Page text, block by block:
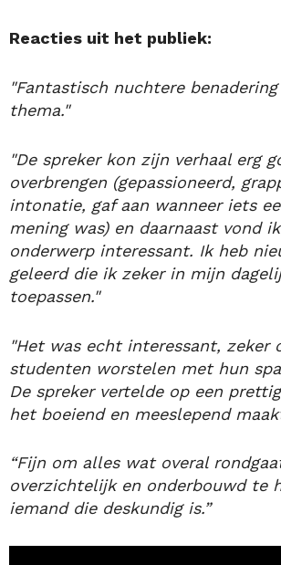
Reacties uit het publiek:
"Fantastisch nuchtere
thema."
"De spreker kon zijn verhaal erg
overbrengen (gepassioneerd,
intonatie, gaf aan wanneer iets
mening was) en daarnaast vond
onderwerp interessant. Ik heb
geleerd die ik zeker in mijn
toepassen."
"Het was echt interessant, zeker
studenten worstelen met hun
De spreker vertelde op een
het boeiend en meeslepend
“Fijn om alles wat overal
overzichtelijk en onderbouwd te
iemand die deskundig is.”